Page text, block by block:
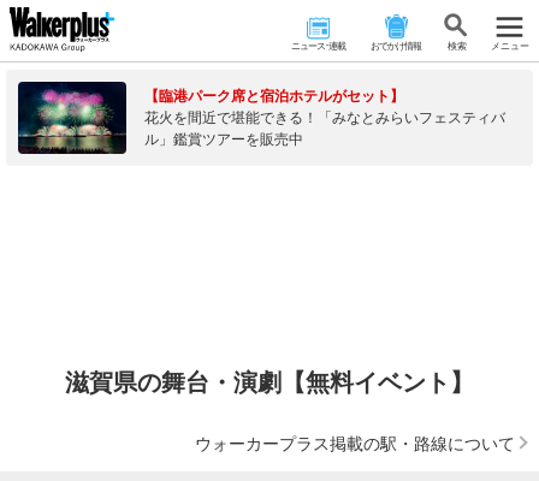
ニュース･連載 おでかけ情報 検 索 メニュー
【臨港パーク席と宿泊ホテルがセット】
花火を間近で堪能できる！「みなとみらいフェスティバ
ル」鑑賞ツアーを販売中
滋賀県の舞台・演劇【無料イベント】
ウォーカープラス掲載の駅・路線について